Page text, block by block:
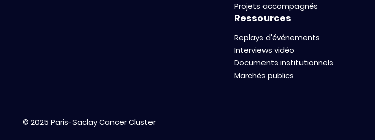
Projets accompagnés
Ressources
Replays d'événements
Interviews vidéo
Documents institutionnels
Marchés publics
© 2025 Paris-Saclay Cancer Cluster